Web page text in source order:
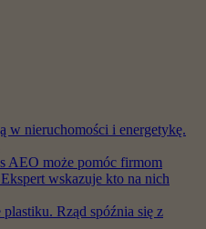
w nieruchomości i energetykę.
AEO może pomóc firmom
wskazuje kto na nich
Rząd spóźnia się z